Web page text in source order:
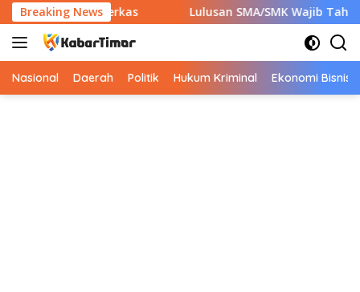
Langsung
ke
konten
Breaking News
7 Berkas Lulusan SMA/SMK Wajib Tahu! Ini 9
Nasional Daerah Politik Hukum Kriminal Ekonomi Bisnis